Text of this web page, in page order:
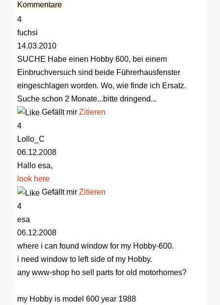
Kommentare
4
fuchsi
14.03.2010
SUCHE Habe einen Hobby 600, bei einem
Einbruchversuch sind beide Führerhausfenster
eingeschlagen worden. Wo, wie finde ich Ersatz.
Suche schon 2 Monate...bitte dringend...
Gefällt mir Zitieren
4
Lollo_C
06.12.2008
Hallo esa,
look here
Gefällt mir Zitieren
4
esa
06.12.2008
where i can found window for my Hobby-600.
i need window to left side of my Hobby.
any www-shop ho sell parts for old motorhomes?
my Hobby is model 600 year 1988